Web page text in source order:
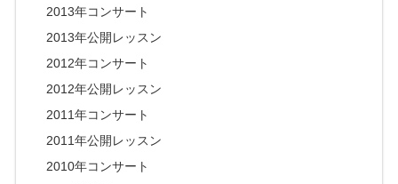
2013年コンサート
2013年公開レッスン
2012年コンサート
2012年公開レッスン
2011年コンサート
2011年公開レッスン
2010年コンサート